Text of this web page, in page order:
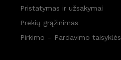
Pristatymas ir užsakymai
Prekių grąžinimas
Pirkimo – Pardavimo taisyklės